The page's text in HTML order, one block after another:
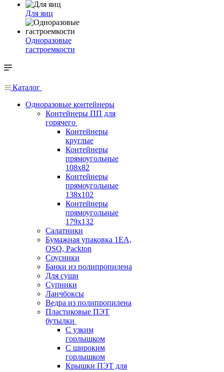
Для яиц
Одноразовые
гастроемкости
Каталог
Одноразовые контейнеры
Контейнеры ПП для
горячего
Контейнеры
круглые
Контейнеры
прямоугольные
108х82
Контейнеры
прямоугольные
138х102
Контейнеры
прямоугольные
179х132
Салатники
Бумажная упаковка 1ЕА,
OSQ, Packton
Соусники
Банки из полипропилена
Для суши
Супники
Ланчбоксы
Ведра из полипропилена
Пластиковые ПЭТ
бутылки
С узким
горлышком
С широким
горлышком
Крышки ПЭТ для